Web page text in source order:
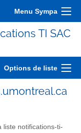
Menu Sympa
TI SAC
Options de liste
liste notifications-ti-